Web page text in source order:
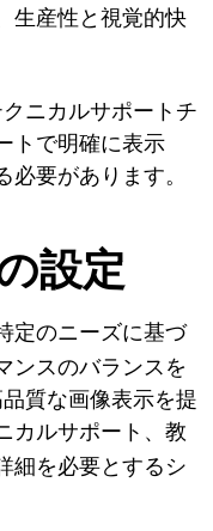
生産性と視覚的快
ニカルサポートチ
トで明確に表示
要があります。
設定
定のニーズに基づ
ンスのバランスを
質な画像表示を提
ルサポート、
教
細を必要とするシ